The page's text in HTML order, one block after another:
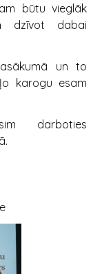
būtu vieglāk
dzīvot dabai
un to
karogu esam
darboties